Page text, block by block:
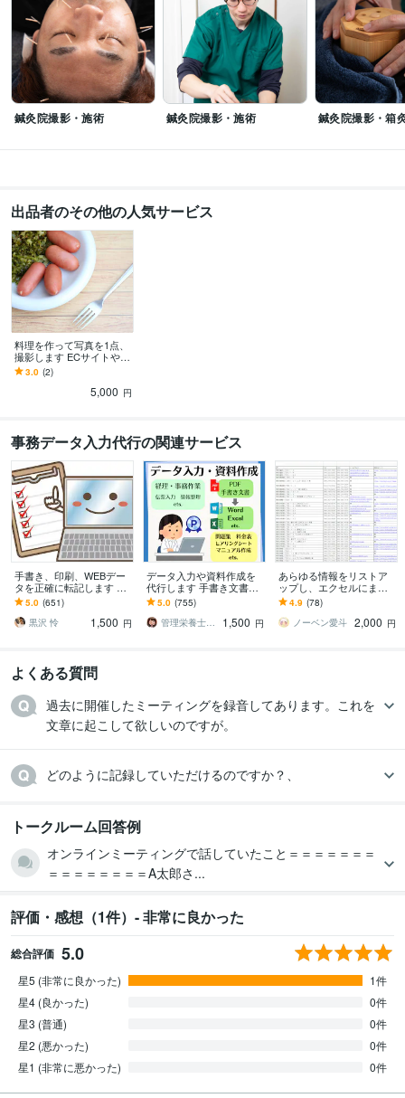
得意分野
動画編集・映像制作 写真撮影に関する相談
ライティング・翻訳 ドイツ語の翻訳・レッスン
語学力
ドイツ語 日常会話レベル
鍼灸院撮影・施術 鍼灸院撮影・施術 鍼灸院撮影・箱
出品者のその他の人気サービス
料理を作って写真を1点、
撮影します ECサイトやS
NS投稿に美味しそうな料
理写真が欲しい方へ！
3.0 (2)
5,000 円
事務データ入力代行の関連サービス
手書き、印刷、WEBデー
タを正確に転記します 返
信・見積り早め◎土日祝
や夜も対応可
5.0 (651)
黒沢 怜
1,500 円
データ入力や資料作成を
代行します 手書き文書の
デジタル化、経費入力や
問診票等の書類作成まで
5.0 (755)
管理栄養士 カワ
1,500 円
あらゆる情報をリストア
ップし、エクセルにまと
めます データ1件あたり4
円～！迅速かつ丁寧に対
応します！！
4.9 (78)
ノーベン愛斗 2,000 円
よくある質問
過去に開催したミーティングを録音してあります。これを
文章に起こして欲しいのですが。
どのように記録していただけるのですか？、
トークルーム回答例
オンラインミーティングで話していたこと＝＝＝＝＝＝＝
＝＝＝＝＝＝＝＝A太郎さ...
評価・感想（1件）- 非常に良かった
総合評価 5.0
星5 (非常に良かった)
1件
星4 (良かった)
0件
星3 (普通)
0件
星2 (悪かった)
0件
星1 (非常に悪かった)
0件